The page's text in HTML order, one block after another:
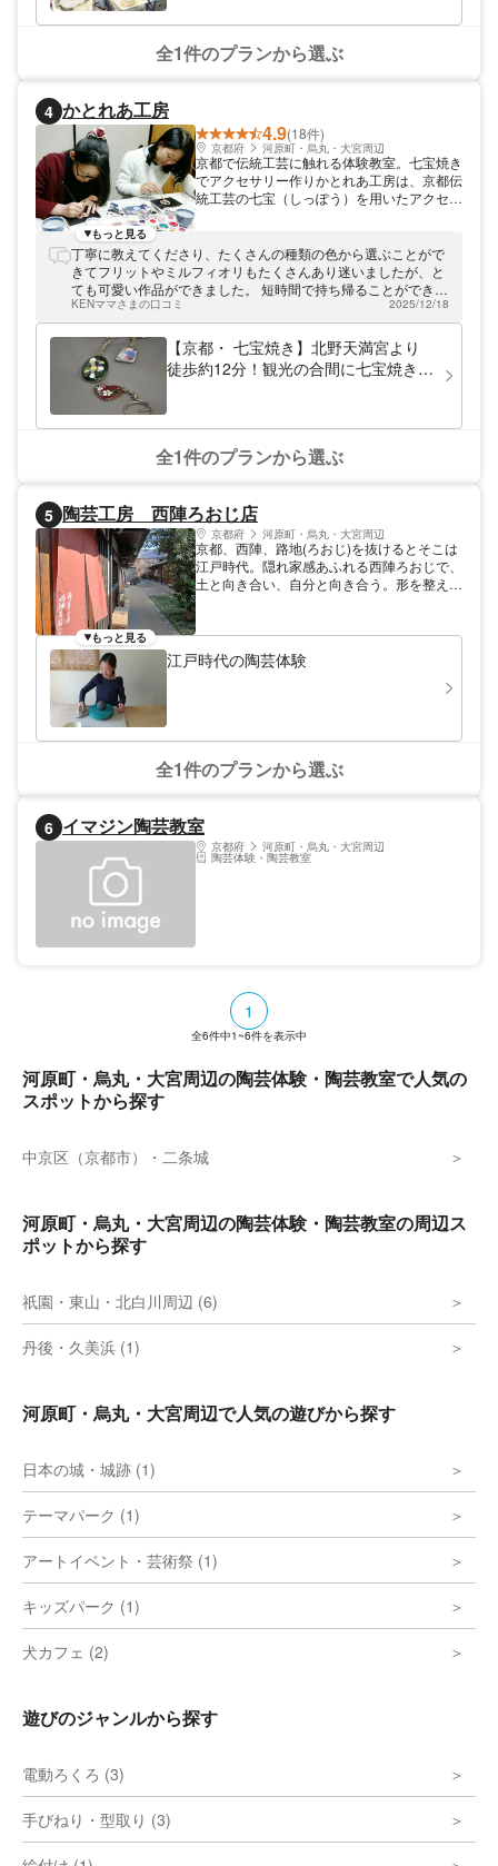
全1件のプランから選ぶ
4 かとれあ工房
4.9(18件)
京都府 河原町・烏丸・大宮周辺
京都で伝統工芸に触れる体験教室。七宝焼き
でアクセサリー作りかとれあ工房は、京都伝
統工芸の七宝（しっぽう）を用いたアクセサ
体験教室に力を入れております。工房では、
制作体験だけでなく、七宝の工程見学も可能
です。京都観光にお越しに際には、ぜひ当工
もっと見る
丁寧に教えてくださり、たくさんの種類の色から選ぶことがで
きてフリットやミルフィオリもたくさんあり迷いましたが、と
ても可愛い作品ができました。 短時間で持ち帰ることができ
て、とても良い体験になりました。
KENママさまの口コミ 2025/12/18
【京都・ 七宝焼き】北野天満宮より
徒歩約12分！観光の合間に七宝焼き体
全1件のプランから選ぶ
5 陶芸工房 西陣ろおじ店
京都府 河原町・烏丸・大宮周辺
京都、西陣、路地(ろおじ)を抜けるとそこは
江戸時代。隠れ家感あふれる西陣ろおじで、
土と向き合い、自分と向き合う。形を整え、
もっと見る
江戸時代の陶芸体験
全1件のプランから選ぶ
6 イマジン陶芸教室
京都府 河原町・烏丸・大宮周辺
陶芸体験・陶芸教室
1
全6件中1~6件を表示中
河原町・烏丸・大宮周辺の陶芸体験・陶芸教室で人気の
スポットから探す
中京区（京都市）・二条城
河原町・烏丸・大宮周辺の陶芸体験・陶芸教室の周辺ス
ポットから探す
祇園・東山・北白川周辺 (6)
丹後・久美浜 (1)
河原町・烏丸・大宮周辺で人気の遊びから探す
日本の城・城跡 (1)
テーマパーク (1)
アートイベント・芸術祭 (1)
キッズパーク (1)
犬カフェ (2)
遊びのジャンルから探す
電動ろくろ (3)
手びねり・型取り (3)